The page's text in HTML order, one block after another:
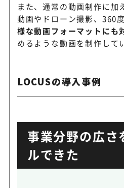
また、通常の動画制作に加
動画やドローン撮影、360
様な動画フォーマットにも
めるような動画を制作して
LOCUSの導入事例
事業分野の広さ
ルできた